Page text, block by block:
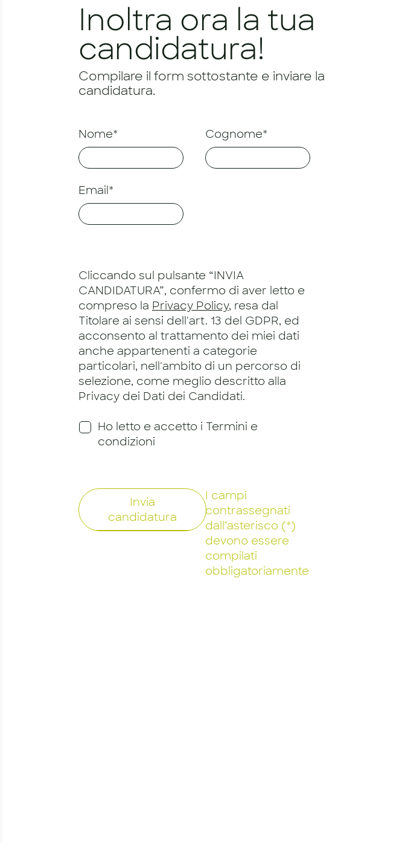
Inoltra ora la tua
candidatura!
Compilare il form sottostante e inviare la
candidatura.
Nome* Cognome*
Email*
Cliccando sul pulsante “INVIA
CANDIDATURA”, confermo di aver letto e
compreso la Privacy Policy, resa dal
Titolare ai sensi dell'art. 13 del GDPR, ed
acconsento al trattamento dei miei dati
anche appartenenti a categorie
particolari, nell'ambito di un percorso di
selezione, come meglio descritto alla
Privacy dei Dati dei Candidati.
Ho letto e accetto i Termini e
condizioni
Invia
candidatura
I campi
contrassegnati
dall’asterisco (*)
devono essere
compilati
obbligatoriamente